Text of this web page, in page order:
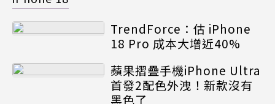
TrendForce：估 iPhone
18 Pro 成本大增近40%
蘋果摺疊手機iPhone Ultra
首發2配色外洩！新款沒有
黑色了